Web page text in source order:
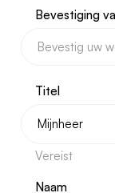
Bevestiging
Titel
Vereist
Naam